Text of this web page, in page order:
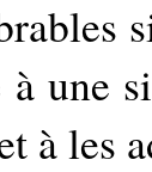
une
à les